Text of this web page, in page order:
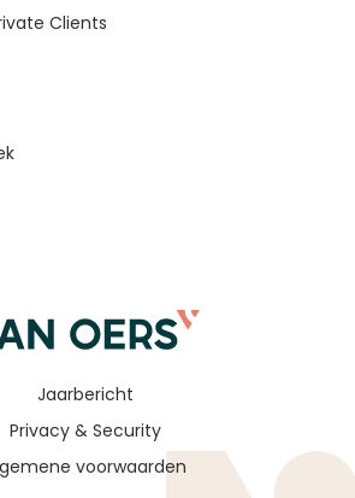
Clients
voorwaarden
Privacy & Security
Jaarbericht